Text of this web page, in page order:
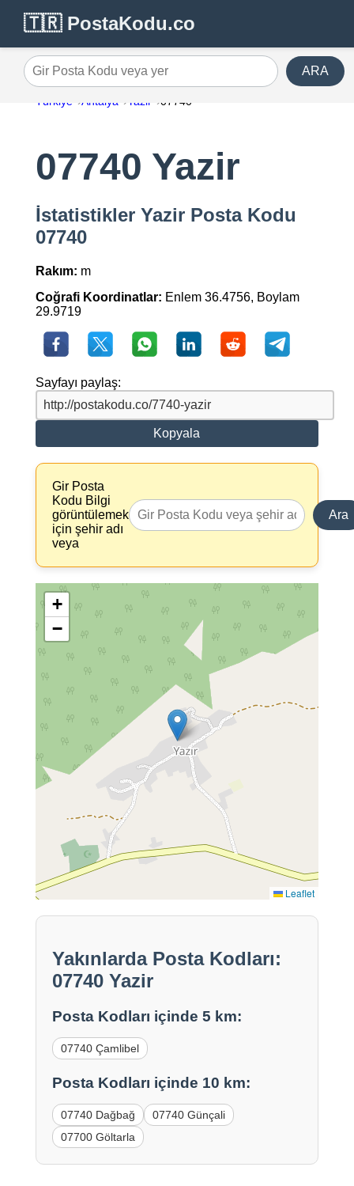
🇹🇷 PostaKodu.co
Gir Posta Kodu veya yer ARA
Türkiye Antalya Yazir 07740
07740 Yazir
İstatistikler Yazir Posta Kodu
07740
Rakım: m
Coğrafi Koordinatlar: Enlem 36.4756, Boylam
29.9719
Sayfayı paylaş:
Kopyala
Gir Posta
Kodu Bilgi
görüntülemek
için şehir adı
veya
Ara
+
−
Leaflet
Yakınlarda Posta Kodları:
07740 Yazir
Posta Kodları içinde 5 km:
07740 Çamlibel
Posta Kodları içinde 10 km:
07740 Dağbağ
07740 Günçali
07700 Göltarla